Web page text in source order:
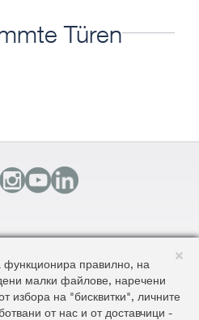
Türen
НА САЙТА
ДОСТАВКА И ПРОДАЖБА
И ЗАЩИТА НА ЛИЧНИТЕ ДАННИ
функционира правилно, на
малки файлове, наречени
избора на "бисквитки", личните
от нас и от доставчици -